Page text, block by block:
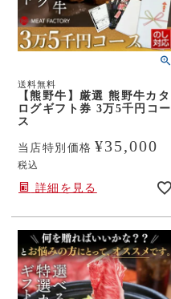
送料無料
【熊野牛】厳選 熊野牛カタ
ログギフト券 3万5千円コー
ス
当店特別価格 ¥35,000
税込
詳細を見る